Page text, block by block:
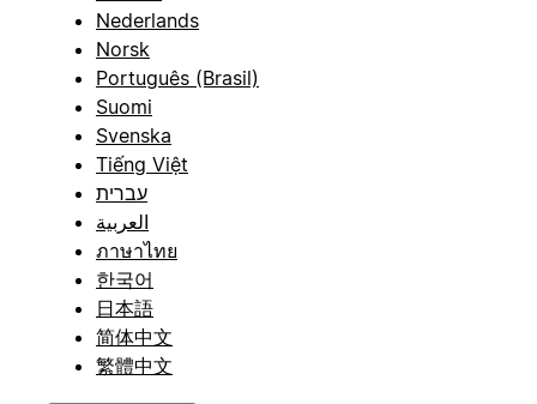
Nederlands
Norsk
Português (Brasil)
Suomi
Svenska
Tiếng Việt
עברית
العربية
ภาษาไทย
한국어
日本語
简体中文
繁體中文